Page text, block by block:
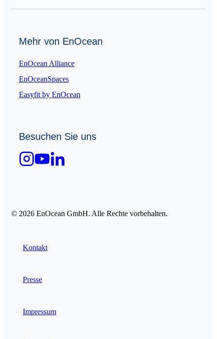
Mehr von EnOcean
EnOcean Alliance
EnOceanSpaces
Easyfit by EnOcean
Besuchen Sie uns
© 2026 EnOcean GmbH. Alle Rechte vorbehalten.
Kontakt
Presse
Impressum